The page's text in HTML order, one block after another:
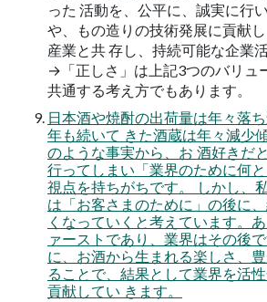
った 活動を、公平に、誠実に行
や、もの造りの技術発展に貢献
産業と共 存し、持続可能な企業
→「正しさ」は上記3つのバリュ
共通する考え方でもあります。
日本酒や焼酎の出荷量は年々落
年も続いて きた酒蔵は年々減少
のような事実から、お 酒好きだ
行ってしまい「業界のために何
視点を持ちがちです。 しかし
は「お客さまのために」の後に
くなっていくと考えています。
ァーストであり、業界はその後
に、お酒から生まれる楽しさ、
ることで、結果として業界を活性
貢献してい きます。